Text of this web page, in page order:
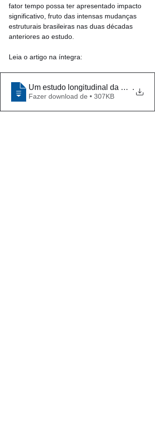
fator tempo possa ter apresentado impacto
significativo, fruto das intensas mudanças
estruturais brasileiras nas duas décadas
anteriores ao estudo.
Leia o artigo na íntegra:
Um estudo longitudinal da .
Fazer download de • 307KB